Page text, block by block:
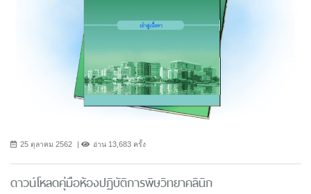
25 ตุลาคม 2562 อ่าน 13,683 ครั้ง
ดาวน์โหลดคุ่มือห้องปฏิบัติการพิษวิทยาคลินิก